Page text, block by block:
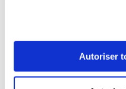
Autoriser